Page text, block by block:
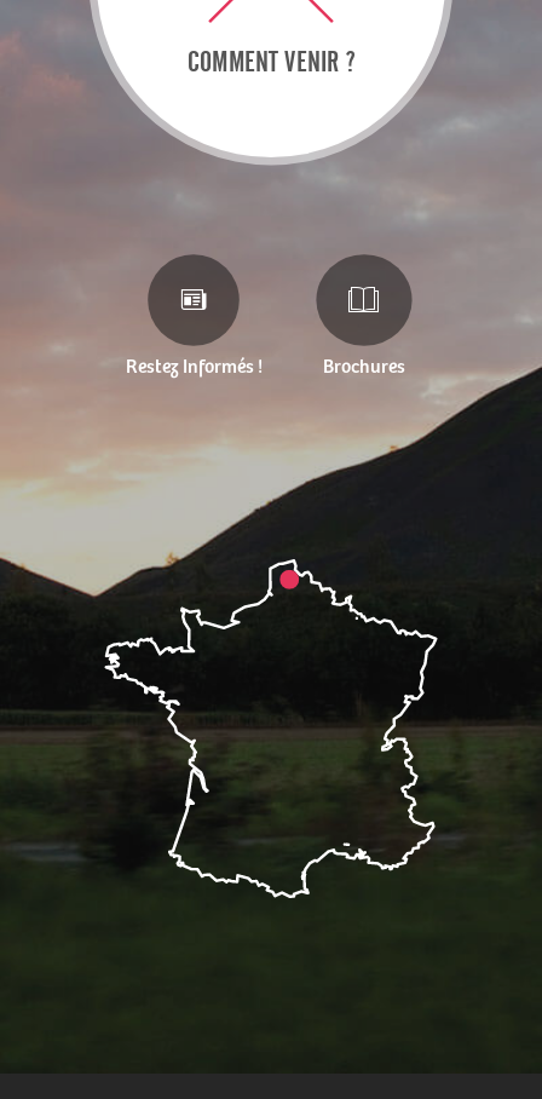
COMMENT VENIR ?
Restez Informés ! Brochures